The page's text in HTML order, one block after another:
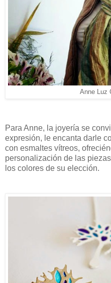
Anne Luz
Para Anne, la joyería se
expresión, le encanta darle
con esmaltes vítreos,
personalización de las
los colores de su elección.